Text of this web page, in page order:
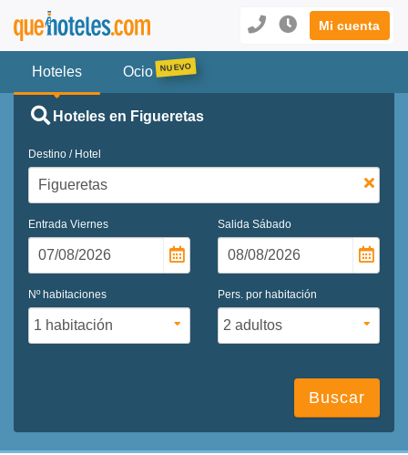
Mi cuenta
Hoteles Ocio
Hoteles en Figueretas
Destino / Hotel
Entrada Viernes Salida Sábado
Nº habitaciones Pers. por habitación
Buscar